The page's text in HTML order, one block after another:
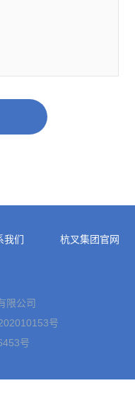
我们 杭叉集团官网
限公司
号
号